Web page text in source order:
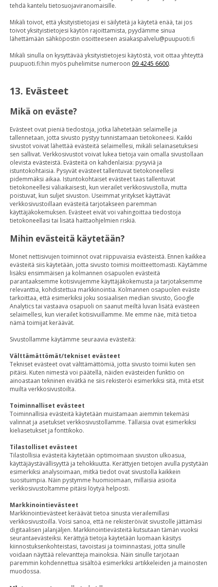
tehdä kantelu tietosuojaviranomaisille.
Mikäli toivot, että yksityistietojasi ei säilytetä ja käytetä enää, tai jos
toivot yksityistietojesi käytön rajoittamista, pyydämme sinua
lähettämään sähköpostin osoitteeseen asiakaspalvelu@puupuoti.fi
Mikäli sinulla on kysyttävää yksityistietojesi käytöstä, voit ottaa yhteyttä
puupuoti.fi:hin myös puhelimitse numeroon 09 4245 6600.
13. Evästeet
Mikä on eväste?
Evästeet ovat pieniä tiedostoja, jotka lähetetään selaimelle ja
tallennetaan, jotta sivusto pystyy tunnistamaan tietokoneesi. Kaikki
sivustot voivat lähettää evästeitä selaimellesi, mikäli selainasetuksesi
sen sallivat. Verkkosivustot voivat lukea tietoja vain omalla sivustollaan
olevista evästeistä. Evästeitä on kahdenlaisia: pysyviä ja
istuntokohtaisia. Pysyvät evästeet tallentuvat tietokoneellesi
pidemmäksi aikaa. Istuntokohtaiset evästeet taas tallentuvat
tietokoneellesi väliaikaisesti, kun vierailet verkkosivustolla, mutta
poistuvat, kun suljet sivuston. Useimmat yritykset käyttävät
verkkosivustoillaan evästeitä tarjotakseen paremman
käyttäjäkokemuksen. Evästeet eivät voi vahingoittaa tiedostoja
tietokoneellasi tai lisätä haittaohjelmien riskiä.
Mihin evästeitä käytetään?
Monet nettisivujen toiminnot ovat riippuvaisia evästeistä. Ennen kaikkea
evästeitä siis käytetään, jotta sivusto toimisi moitteettomasti. Käytämme
lisäksi ensimmäisen ja kolmannen osapuolen evästeitä
parantaaksemme kotisivujemme käyttäjäkokemusta ja tarjotaksemme
relevanttia, kohdistettua markkinointia. Kolmannen osapuolen eväste
tarkoittaa, että esimerkiksi joku sosiaalisen median sivusto, Google
Analytics tai vastaava osapuoli on saanut meiltä luvan lisätä evästeen
selaimellesi, kun vierailet kotisivuillamme. Me emme näe, mitä tietoa
nämä toimijat keräävät.
Sivustollamme käytämme seuraavia evästeitä:
Välttämättömät/tekniset evästeet
Tekniset evästeet ovat välttämättömiä, jotta sivusto toimii kuten sen
pitäisi. Kuten nimestä voi päätellä, näiden evästeiden funktio on
ainoastaan tekninen eivätkä ne siis rekisteröi esimerkiksi sitä, mitä etsit
muilta verkkosivustoilta.
Toiminnalliset evästeet
Toiminnallisia evästeitä käytetään muistamaan aiemmin tekemäsi
valinnat ja asetukset verkkosivustollamme. Tällaisia ovat esimerkiksi
kieliasetukset ja fonttikoko.
Tilastolliset evästeet
Tilastollisia evästeitä käytetään optimoimaan sivuston ulkoasua,
käyttäjäystävällisyyttä ja tehokkuutta. Kerättyjen tietojen avulla pystytään
esimerkiksi analysoimaan, mitkä tiedot ovat sivustolla kaikkein
suosituimpia. Näin pystymme huomioimaan, millaisia asioita
verkkosivustoltamme pitäisi löytyä helposti.
Markkinointievästeet
Markkinointievästeet keräävät tietoa sinusta vierailemillasi
verkkosivustoilla. Voisi sanoa, että ne rekisteröivät sivustolle jättämäsi
digitaalisen jalanjäljen. Markkinointievästeitä kutsutaan tämän vuoksi
seurantaevästeiksi. Kerättyjä tietoja käytetään luomaan käsitys
kiinnostuksenkohteistasi, tavoistasi ja toiminnastasi, jotta sinulle
voidaan näyttää relevantteja mainoksia. Näin sinulle tarjotaan
paremmin kohdennettua sisältöä esimerkiksi artikkeleiden ja mainosten
muodossa.